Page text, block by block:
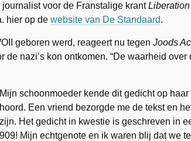
voor de Franstalige krantLiberation
hier op de website van De Standaard.
geboren werd, reageert nu tegen Joods
de nazi’s kon ontkomen. “De waarheid
schoonmoeder kende dit gedicht op haar
Een vriend bezorgde me de tekst en
Het gedicht in kwestie is geschreven in
Mijn echtgenote en ik waren blij dat we